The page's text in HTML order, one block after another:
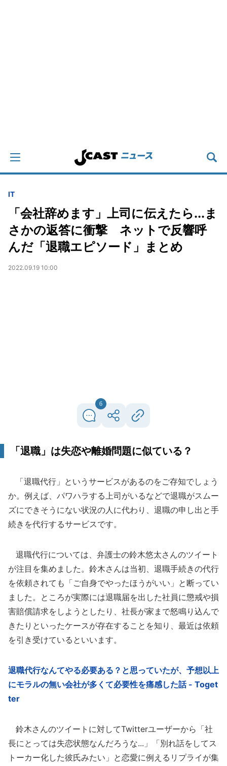
IT
「会社辞めます」上司に伝えたら...ま
さかの返答に衝撃 ネットで反響呼
んだ「退職エピソード」まとめ
2022.09.19 10:00
6
「退職」は失恋や離婚問題に似ている？
「退職代行」というサービスがあるのをご存知でしょう
か。例えば、パワハラする上司がいるなどで退職がスムー
ズにできそうにない状況の人に代わり、退職の申し出と手
続きを代行するサービスです。
退職代行については、弁護士の鈴木悠太さんのツイート
が注目を集めました。鈴木さんは当初、退職手続きの代行
を依頼されても「ご自身でやったほうがいい」と断ってい
ました。ところが実際には退職届を出した社員に懲戒や損
害賠償請求をしようとしたり、社長が家まで怒鳴り込んで
きたりといったケースが存在することを知り、最近は依頼
を引き受けているといいます。
退職代行なんてやる必要ある？と思っていたが、予想以上
にモラルの無い会社が多くて必要性を痛感した話 - Toget
ter
鈴木さんのツイートに対してTwitterユーザーから「社
長にとっては失恋状態なんだろうな...」「別れ話をしてス
トーカー化した彼氏みたい」と恋愛に例えるリプライが集